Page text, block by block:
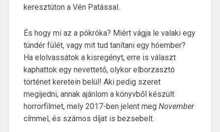
keresztúton a Vén Patással.
És hogy mi az a pókróka? Miért vágja le valaki egy
tündér fülét, vagy mit tud tanítani egy hóember?
Ha elolvassátok a kisregényt, erre is választ
kaphattok egy nevettető, olykor elborzasztó
történet keretein belül! Aki pedig szeret
megijedni, annak ajánlom a könyvből készült
horrorfilmet, mely 2017-ben jelent meg November
címmel, és számos díjat is bezsebelt.